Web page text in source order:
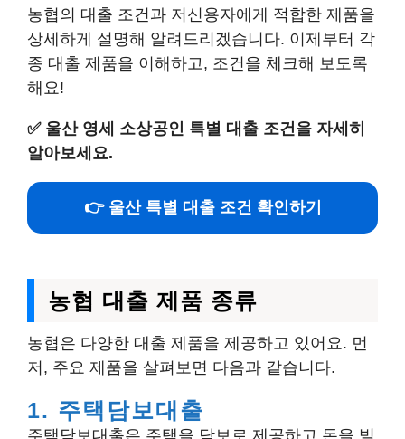
농협의 대출 조건과 저신용자에게 적합한 제품을
상세하게 설명해 알려드리겠습니다. 이제부터 각
종 대출 제품을 이해하고, 조건을 체크해 보도록
해요!
✅ 울산 영세 소상공인 특별 대출 조건을 자세히
알아보세요.
👉 울산 특별 대출 조건 확인하기
농협 대출 제품 종류
농협은 다양한 대출 제품을 제공하고 있어요. 먼
저, 주요 제품을 살펴보면 다음과 같습니다.
1. 주택담보대출
주택담보대출은 주택을 담보로 제공하고 돈을 빌